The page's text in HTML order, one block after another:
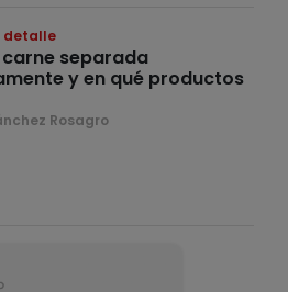
detalle
carne separada
y en qué productos
Rosagro